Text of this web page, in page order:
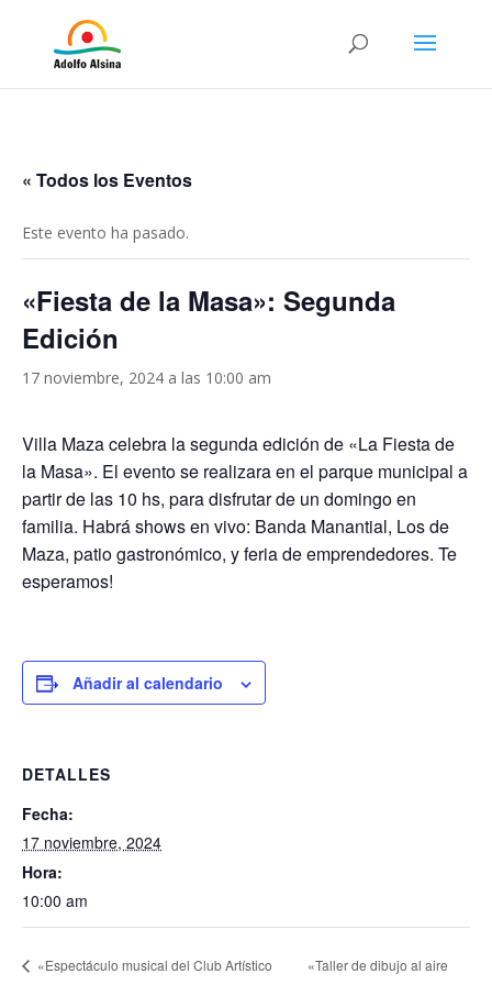
« Todos los Eventos
Este evento ha pasado.
«Fiesta de la Masa»: Segunda
Edición
17 noviembre, 2024 a las 10:00 am
Villa Maza celebra la segunda edición de «La Fiesta de
la Masa». El evento se realizara en el parque municipal a
partir de las 10 hs, para disfrutar de un domingo en
familia. Habrá shows en vivo: Banda Manantial, Los de
Maza, patio gastronómico, y feria de emprendedores. Te
esperamos!
Añadir al calendario
DETALLES
Fecha:
17 noviembre, 2024
Hora:
10:00 am
«Espectáculo musical del Club Artístico
«Taller de dibujo al aire